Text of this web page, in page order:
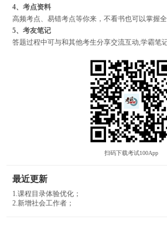
4、考点资料
高频考点、易错考点等你来，不看书也可以掌握全
5、考友笔记
答题过程中可与和其他考生分享交流互动,学霸笔
扫码下载考试100App
最近更新
1.课程目录体验优化；
2.新增社会工作者；